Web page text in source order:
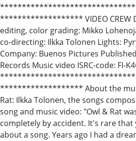
******************* VIDEO CREW
editing, color grading: Mikko
co-directing: Ilkka Tolonen Lights:
Company: Buenos Pictures
Records Music video ISRC-code: FI-
******************* About the
Rat: Ilkka Tolonen, the songs
song and music video: "Owl & Rat
completely by accident. It's rare that
about a song. Years ago I had a